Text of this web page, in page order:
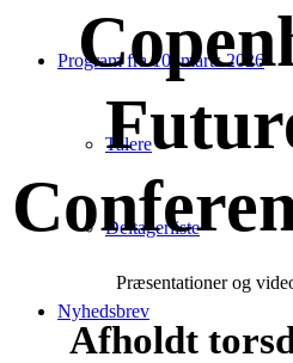
Program fra 10. marts 2026
Talere
Deltagerliste
Nyhedsbrev
Præsentationer og
Afholdt